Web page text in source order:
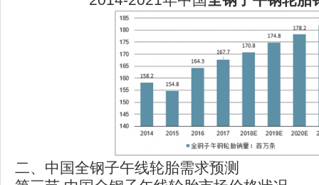
二、中国全钢子午线轮胎需求预测